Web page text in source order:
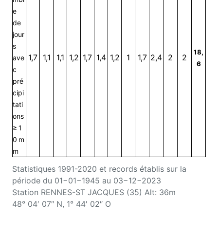
Statistiques 1991-2020 et records établis sur la
période du 01−01−1945 au 03−12−2023
Station RENNES-ST JACQUES (35) Alt: 36m
48° 04′ 07″ N, 1° 44′ 02″ O
e
de
jour
s
ave
c
pré
cipi
tati
ons
≥ 1
0 m
m
1,7 1,1 1,1 1,2 1,7 1,4 1,2 1 1,7 2,4 2 2
18,
6